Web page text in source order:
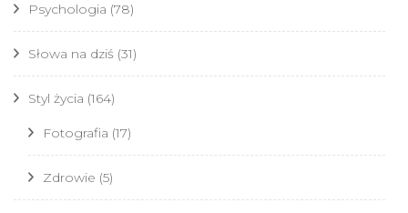
Psychologia (78)
Słowa na dziś (31)
Styl życia (164)
Fotografia (17)
Zdrowie (5)